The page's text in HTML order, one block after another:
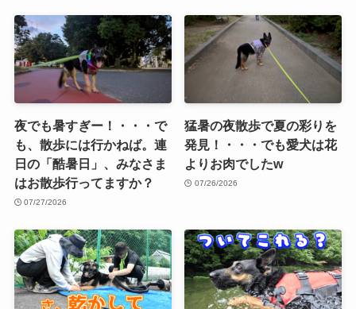
夜でも暑すぎー！・・・で
も、散歩には行かねば。連
日の「酷暑日」、みなさま
はお散歩行ってますか？
07/27/2026
猛暑の夜散歩で夏の彩りを
発見！・・・でも愛犬は花
よりお肉でしたw
07/26/2026